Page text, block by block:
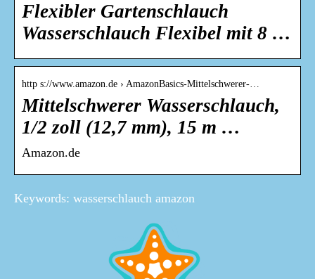
Flexibler Gartenschlauch
Wasserschlauch Flexibel mit 8 …
http s://www.amazon.de › AmazonBasics-Mittelschwerer-…
Mittelschwerer Wasserschlauch,
1/2 zoll (12,7 mm), 15 m …
Amazon.de
Keywords: wasserschlauch amazon